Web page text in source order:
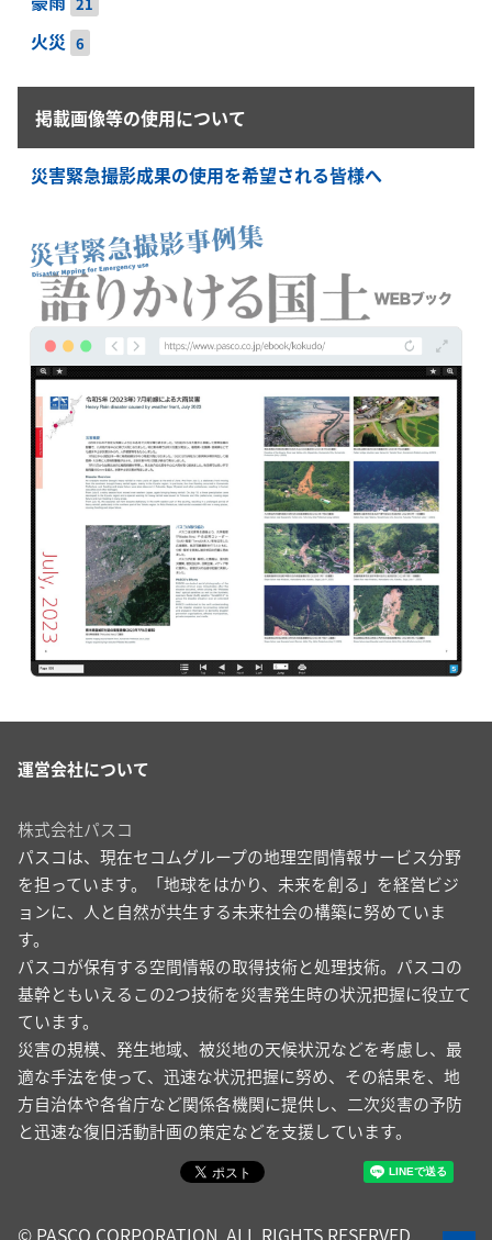
火災 6
掲載画像等の使用について
災害緊急撮影成果の使用を希望される皆様へ
運営会社について
株式会社パスコ
パスコは、現在セコムグループの地理空間情報サービス分野
を担っています。「地球をはかり、未来を創る」を経営ビジ
ョンに、人と自然が共生する未来社会の構築に努めていま
す。
パスコが保有する空間情報の取得技術と処理技術。パスコの
基幹ともいえるこの2つ技術を災害発生時の状況把握に役立て
ています。
災害の規模、発生地域、被災地の天候状況などを考慮し、最
適な手法を使って、迅速な状況把握に努め、その結果を、地
方自治体や各省庁など関係各機関に提供し、二次災害の予防
と迅速な復旧活動計画の策定などを支援しています。